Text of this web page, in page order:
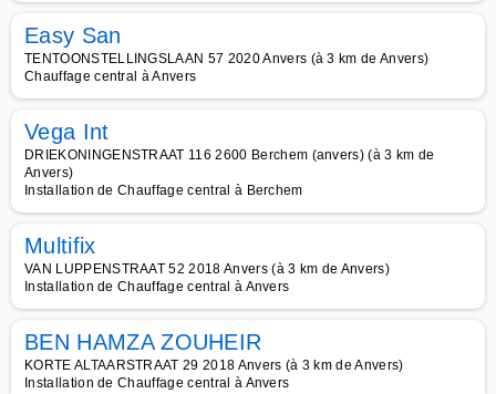
Easy San
TENTOONSTELLINGSLAAN 57 2020 Anvers (à 3 km de Anvers)
Chauffage central à Anvers
Vega Int
DRIEKONINGENSTRAAT 116 2600 Berchem (anvers) (à 3 km de
Anvers)
Installation de Chauffage central à Berchem
Multifix
VAN LUPPENSTRAAT 52 2018 Anvers (à 3 km de Anvers)
Installation de Chauffage central à Anvers
BEN HAMZA ZOUHEIR
KORTE ALTAARSTRAAT 29 2018 Anvers (à 3 km de Anvers)
Installation de Chauffage central à Anvers